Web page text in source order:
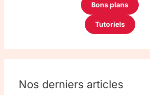
Bons plans
Tutoriels
Nos derniers articles